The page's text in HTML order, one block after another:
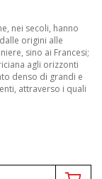
nei secoli, hanno
origini alle
sino ai Francesi;
agli orizzonti
denso di grandi e
attraverso i quali